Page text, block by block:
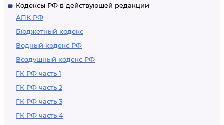
Кодексы РФ в действующей редакции
АПК РФ
Бюджетный кодекс
Водный кодекс РФ
Воздушный кодекс РФ
ГК РФ часть 1
ГК РФ часть 2
ГК РФ часть 3
ГК РФ часть 4